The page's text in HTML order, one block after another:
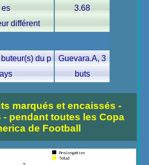
es
différent
3.68
du p
ays
Guevara.A, 3
buts
marqués et encaissés -
- pendant toutes les Copa
de Football